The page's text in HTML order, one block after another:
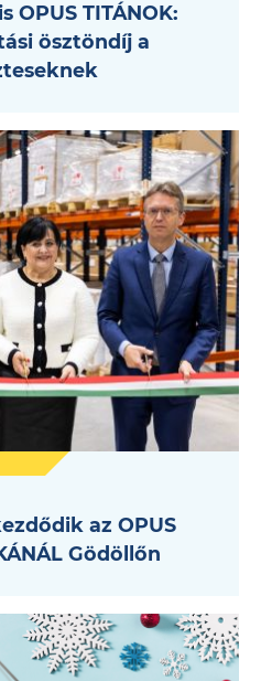
OPUS TITÁNOK:
ösztöndíj a
az OPUS
Gödöllőn